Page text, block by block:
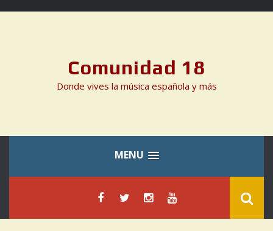
Comunidad 18
Donde vives la música española y más
MENU